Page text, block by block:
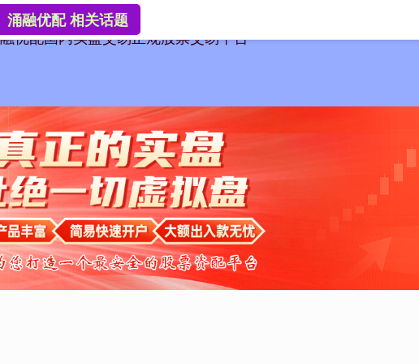
优配国内实盘交易正规股票交易平台
涌融优配 相关话题